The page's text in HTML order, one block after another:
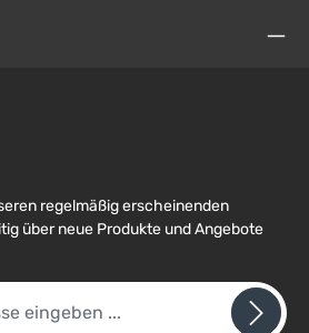
regelmäßig erscheinenden
über neue Produkte und Angebote